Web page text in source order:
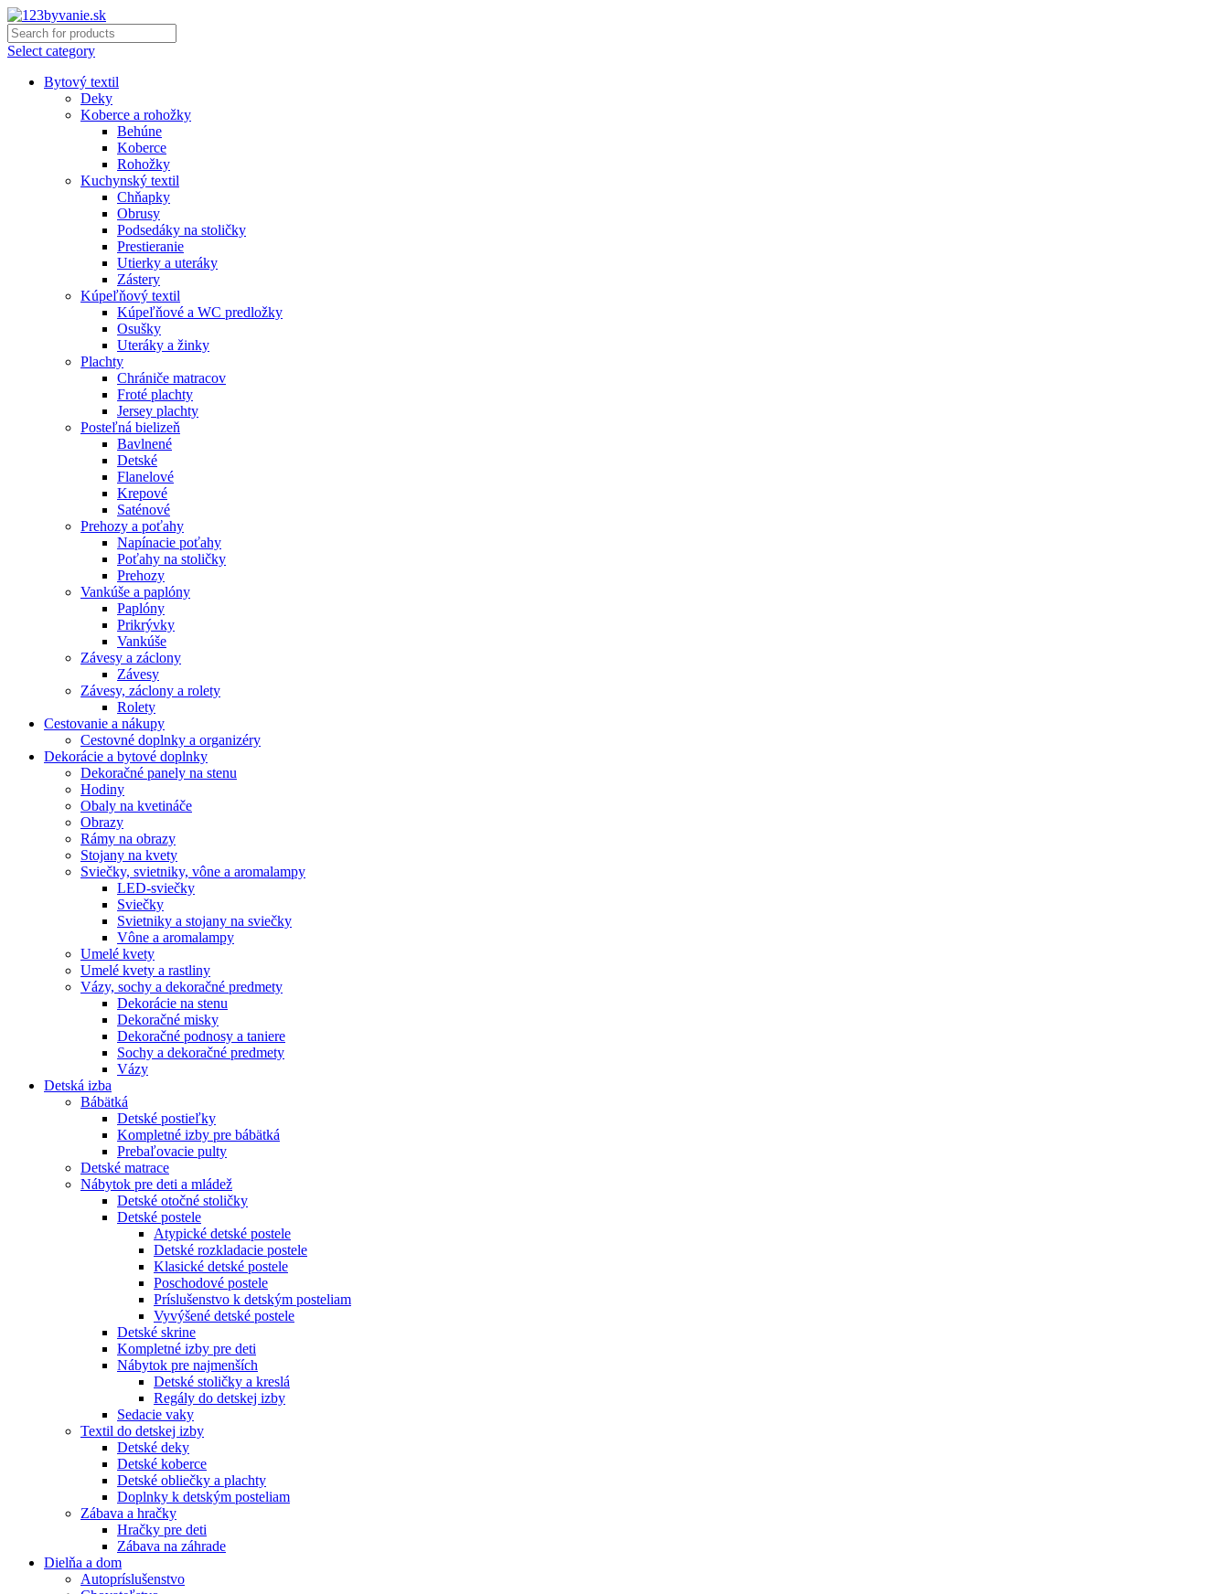
Select category
Bytový textil
Deky
Koberce a rohožky
Behúne
Koberce
Rohožky
Kuchynský textil
Chňapky
Obrusy
Podsedáky na stoličky
Prestieranie
Utierky a uteráky
Zástery
Kúpeľňový textil
Kúpeľňové a WC predložky
Osušky
Uteráky a žinky
Plachty
Chrániče matracov
Froté plachty
Jersey plachty
Posteľná bielizeň
Bavlnené
Detské
Flanelové
Krepové
Saténové
Prehozy a poťahy
Napínacie poťahy
Poťahy na stoličky
Prehozy
Vankúše a paplóny
Paplóny
Prikrývky
Vankúše
Závesy a záclony
Závesy
Závesy, záclony a rolety
Rolety
Cestovanie a nákupy
Cestovné doplnky a organizéry
Dekorácie a bytové doplnky
Dekoračné panely na stenu
Hodiny
Obaly na kvetináče
Obrazy
Rámy na obrazy
Stojany na kvety
Sviečky, svietniky, vône a aromalampy
LED-sviečky
Sviečky
Svietniky a stojany na sviečky
Vône a aromalampy
Umelé kvety
Umelé kvety a rastliny
Vázy, sochy a dekoračné predmety
Dekorácie na stenu
Dekoračné misky
Dekoračné podnosy a taniere
Sochy a dekoračné predmety
Vázy
Detská izba
Bábätká
Detské postieľky
Kompletné izby pre bábätká
Prebaľovacie pulty
Detské matrace
Nábytok pre deti a mládež
Detské otočné stoličky
Detské postele
Atypické detské postele
Detské rozkladacie postele
Klasické detské postele
Poschodové postele
Príslušenstvo k detským posteliam
Vyvýšené detské postele
Detské skrine
Kompletné izby pre deti
Nábytok pre najmenších
Detské stoličky a kreslá
Regály do detskej izby
Sedacie vaky
Textil do detskej izby
Detské deky
Detské koberce
Detské obliečky a plachty
Doplnky k detským posteliam
Zábava a hračky
Hračky pre deti
Zábava na záhrade
Dielňa a dom
Autopríslušenstvo